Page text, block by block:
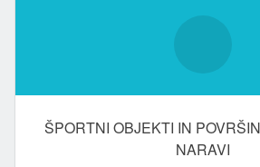
ŠPORTNI OBJEKTI IN
NARAVI